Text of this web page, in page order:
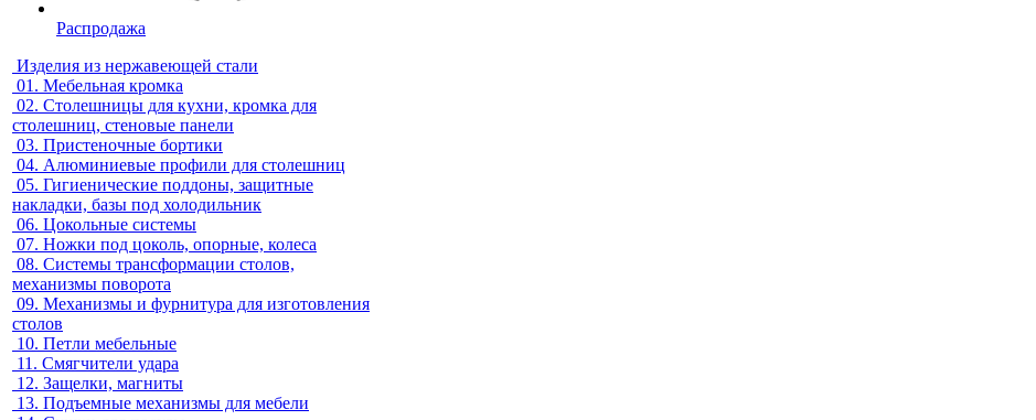
Распродажа
Изделия из нержавеющей стали
01. Мебельная кромка
02. Столешницы для кухни, кромка для
столешниц, стеновые панели
03. Пристеночные бортики
04. Алюминиевые профили для столешниц
05. Гигиенические поддоны, защитные
накладки, базы под холодильник
06. Цокольные системы
07. Ножки под цоколь, опорные, колеса
08. Системы трансформации столов,
механизмы поворота
09. Механизмы и фурнитура для изготовления
столов
10. Петли мебельные
11. Смягчители удара
12. Защелки, магниты
13. Подъемные механизмы для мебели